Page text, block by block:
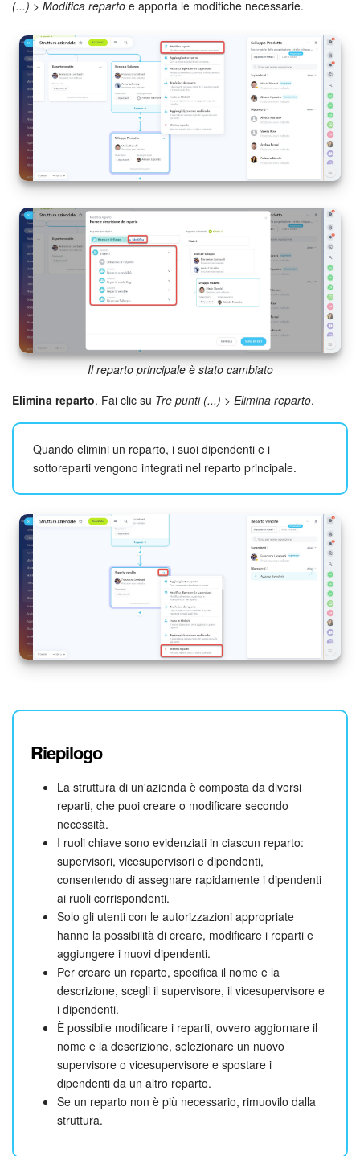
(...) > Modifica reparto e apporta le modifiche necessarie.
Il reparto principale è stato cambiato
Elimina reparto. Fai clic su Tre punti (...) > Elimina reparto.
Quando elimini un reparto, i suoi dipendenti e i
sottoreparti vengono integrati nel reparto principale.
Riepilogo
La struttura di un'azienda è composta da diversi
reparti, che puoi creare o modificare secondo
necessità.
I ruoli chiave sono evidenziati in ciascun reparto:
supervisori, vicesupervisori e dipendenti,
consentendo di assegnare rapidamente i dipendenti
ai ruoli corrispondenti.
Solo gli utenti con le autorizzazioni appropriate
hanno la possibilità di creare, modificare i reparti e
aggiungere i nuovi dipendenti.
Per creare un reparto, specifica il nome e la
descrizione, scegli il supervisore, il vicesupervisore e
i dipendenti.
È possibile modificare i reparti, ovvero aggiornare il
nome e la descrizione, selezionare un nuovo
supervisore o vicesupervisore e spostare i
dipendenti da un altro reparto.
Se un reparto non è più necessario, rimuovilo dalla
struttura.